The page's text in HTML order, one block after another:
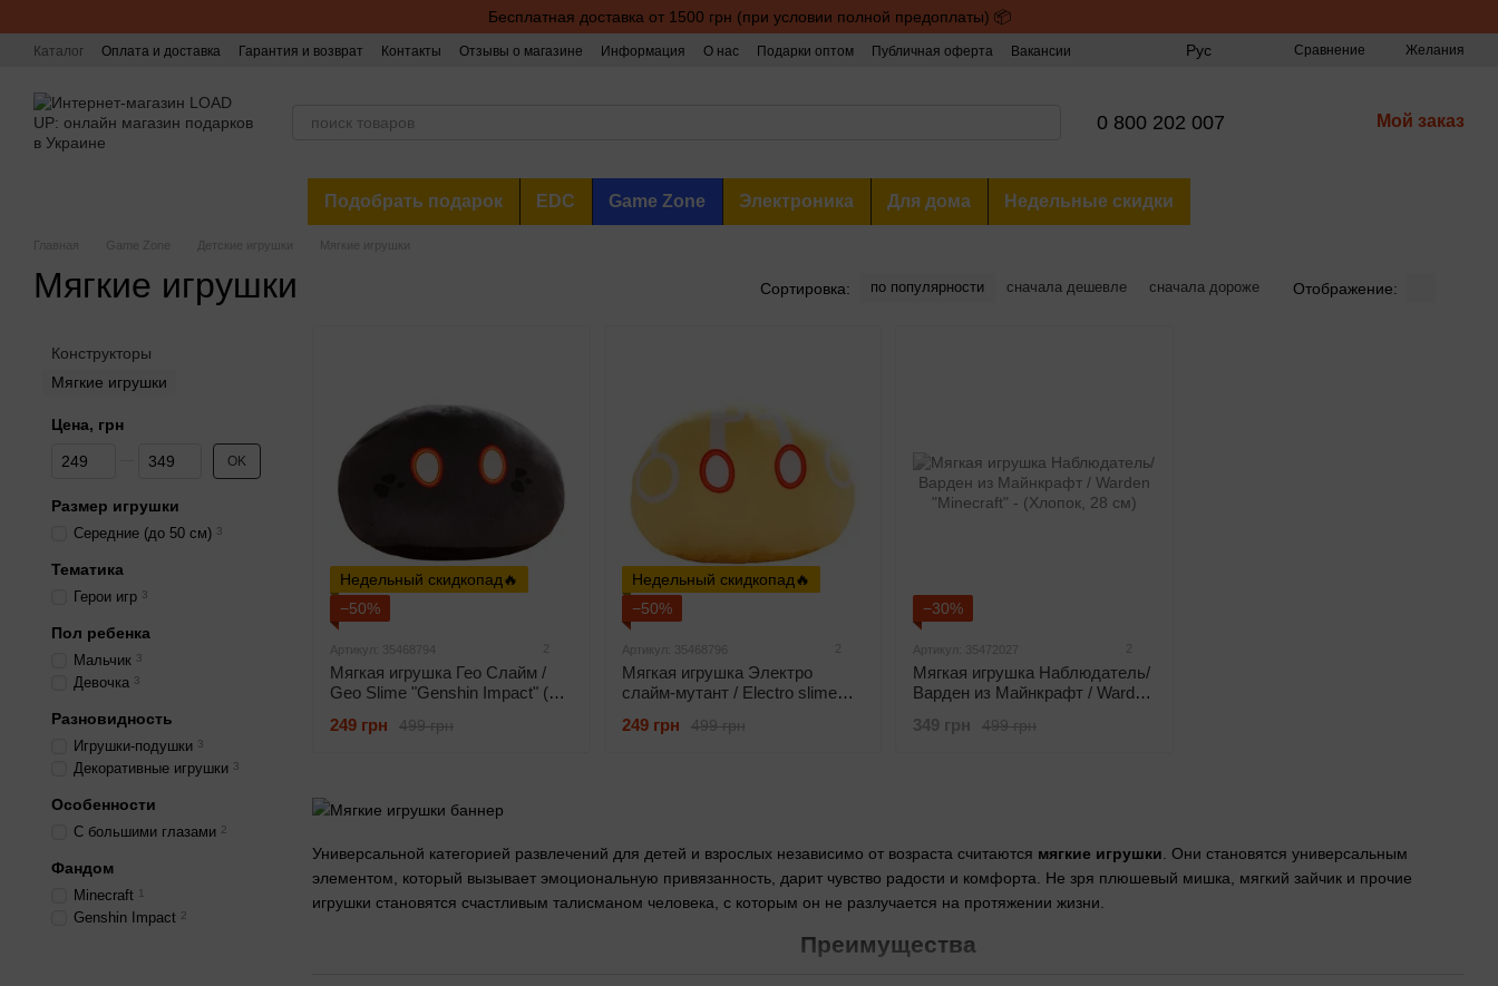
Бесплатная доставка от 1500 грн (при условии полной предоплаты) 📦
Каталог Оплата и доставка Гарантия и возврат Контакты Отзывы о магазине Информация О нас Подарки оптом Публичная оферта Вакансии Рус Сравнение Желания
0 800 202 007 Мой заказ
Подобрать подарок EDC Game Zone Электроника Для дома Недельные скидки
Главная Game Zone Детские игрушки Мягкие игрушки
Мягкие игрушки Сортировка: по популярности сначала дешевле сначала дороже Отображение:
Универсальной категорией развлечений для детей и взрослых независимо от возраста считаются мягкие игрушки . Они становятся универсальным
элементом, который вызывает эмоциональную привязанность, дарит чувство радости и комфорта. Не зря плюшевый мишка, мягкий зайчик и прочие
игрушки становятся счастливым талисманом человека, с которым он не разлучается на протяжении жизни.
Преимущества
Недельный скидкопад🔥
−50%
Артикул: 35468794
Мягкая игрушка Гео Слайм /
Geo Slime "Genshin Impact" (30
499 грн
249 грн
Недельный скидкопад🔥
−50%
Артикул: 35468796
Мягкая игрушка Электро
слайм-мутант / Electro slime
желтый)
499 грн
249 грн
−30%
Артикул: 35472027
Мягкая игрушка Наблюдатель/
Варден из Майнкрафт / Warden
499 грн
349 грн
Конструкторы
Мягкие игрушки
Цена, грн
От Цена, грн
До Цена, грн OK
Размер игрушки
Середние (до 50 см) 3
Тематика
Герои игр 3
Пол ребенка
Мальчик 3
Девочка 3
Разновидность
Игрушки-подушки 3
Декоративные игрушки 3
Особенности
С большими глазами 2
Фандом
Minecraft 1
Genshin Impact 2